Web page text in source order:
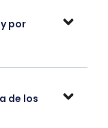
por
de los